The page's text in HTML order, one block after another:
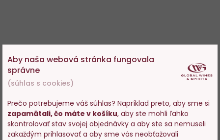
Aby naša webová stránka fungovala
správne
(súhlas s cookies)
Prečo potrebujeme váš súhlas? Napríklad preto, aby sme si
zapamätali, čo máte v košíku, aby ste mohli ľahko
skontrolovať stav svojej objednávky a aby ste sa nemuseli
zakaždým prihlasovať a aby sme vás neobťažovali
Vstupujete na stránky s
predajom alkoholu. Prosím